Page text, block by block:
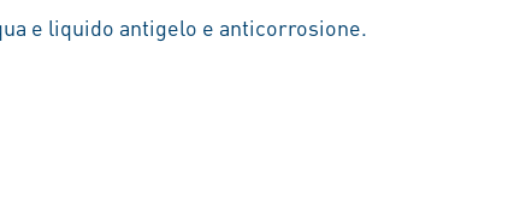
e liquido antigelo e anticorrosione.